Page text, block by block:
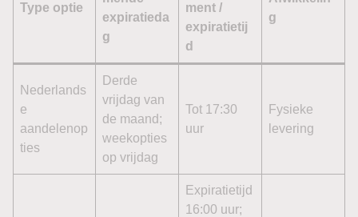
Type optie
expiratieda
g
ment /
expiratietij
d
g
Nederlands
e
aandelenop
ties
Derde
vrijdag van
de maand;
weekopties
op vrijdag
Tot 17:30
uur
Fysieke
levering
Expiratietijd
16:00 uur;